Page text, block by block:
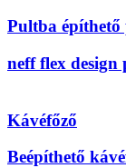
Pultba építhető
neff flex design
Kávéfőző
Beépíthető